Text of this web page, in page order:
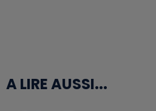
A LIRE AUSSI...